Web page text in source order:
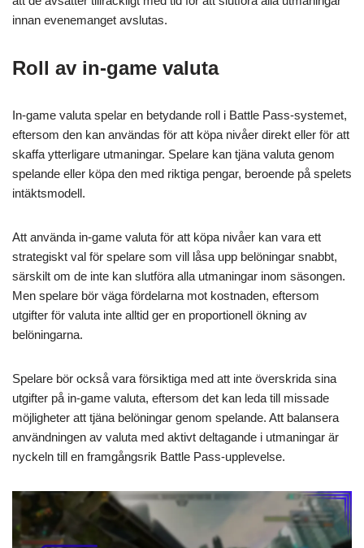
innan evenemanget avslutas.
Roll av in-game valuta
In-game valuta spelar en betydande roll i Battle Pass-systemet,
eftersom den kan användas för att köpa nivåer direkt eller för att
skaffa ytterligare utmaningar. Spelare kan tjäna valuta genom
spelande eller köpa den med riktiga pengar, beroende på spelets
intäktsmodell.
Att använda in-game valuta för att köpa nivåer kan vara ett
strategiskt val för spelare som vill låsa upp belöningar snabbt,
särskilt om de inte kan slutföra alla utmaningar inom säsongen.
Men spelare bör väga fördelarna mot kostnaden, eftersom
utgifter för valuta inte alltid ger en proportionell ökning av
belöningarna.
Spelare bör också vara försiktiga med att inte överskrida sina
utgifter på in-game valuta, eftersom det kan leda till missade
möjligheter att tjäna belöningar genom spelande. Att balansera
användningen av valuta med aktivt deltagande i utmaningar är
nyckeln till en framgångsrik Battle Pass-upplevelse.